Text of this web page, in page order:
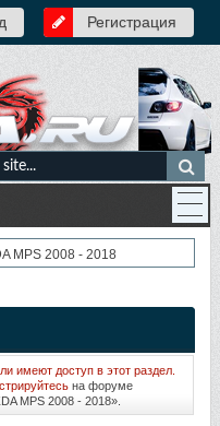
Регистрация
MPS 2008 - 2018
имеют доступ в этот раздел.
на форуме
MPS 2008 - 2018».